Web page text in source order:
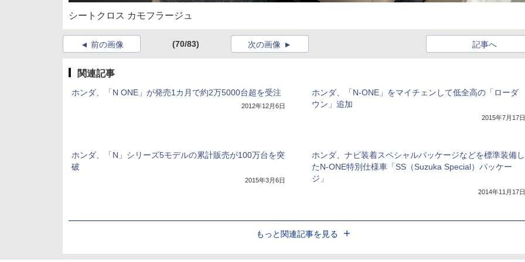
シートクロス カモフラージュ
前の画像 (70/83) 記事へ
次の画像
関連記事
ホンダ、「N ONE」が発売1カ月で約2万5000台超を受注
2012年12月6日
ホンダ、「N-ONE」をマイチェンして低全高の「ローダ
ウン」追加
2015年7月17日
ホンダ、「N」シリーズ5モデルの累計販売が100万台を突
破
2015年3月6日
ホンダ、ナビ装着スペシャルパッケージなどを標準装備し
たN-ONE特別仕様車「SS（Suzuka Special）パッケー
ジ」
2014年11月17日
もっと関連記事を見る